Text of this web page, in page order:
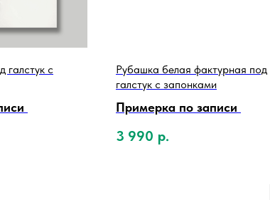
галстук с
Рубашка белая фактурная под
галстук с запонками
Примерка по записи
3 990 р.